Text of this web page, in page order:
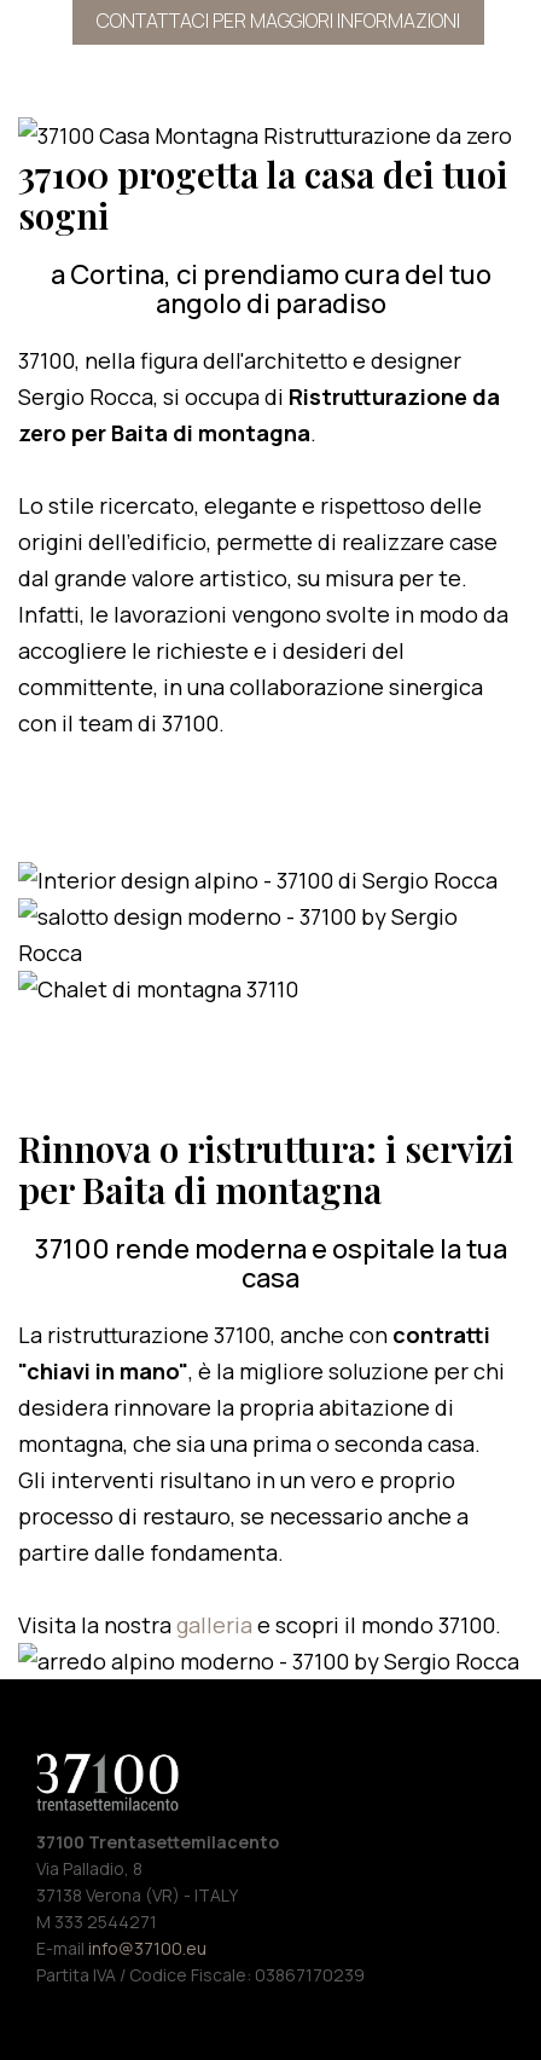
CONTATTACI PER MAGGIORI INFORMAZIONI
37100 progetta la casa dei tuoi
sogni
a Cortina, ci prendiamo cura del tuo
angolo di paradiso
37100, nella figura dell'architetto e designer
Sergio Rocca, si occupa di Ristrutturazione da
zero per Baita di montagna.
Lo stile ricercato, elegante e rispettoso delle
origini dell'edificio, permette di realizzare case
dal grande valore artistico, su misura per te.
Infatti, le lavorazioni vengono svolte in modo da
accogliere le richieste e i desideri del
committente, in una collaborazione sinergica
con il team di 37100.
Rinnova o ristruttura: i servizi
per Baita di montagna
37100 rende moderna e ospitale la tua
casa
La ristrutturazione 37100, anche con contratti
"chiavi in mano", è la migliore soluzione per chi
desidera rinnovare la propria abitazione di
montagna, che sia una prima o seconda casa.
Gli interventi risultano in un vero e proprio
processo di restauro, se necessario anche a
partire dalle fondamenta.
Visita la nostragalleria e scopri il mondo 37100.
37100 Trentasettemilacento
Via Palladio, 8
37138 Verona (VR) - ITALY
M 333 2544271
E-mail info@37100.eu
Partita IVA / Codice Fiscale: 03867170239